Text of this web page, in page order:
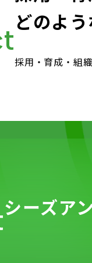
どのよ
採用・育成・組
シーズア